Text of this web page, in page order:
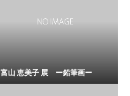
富山 恵美子 展 ー鉛筆画ー